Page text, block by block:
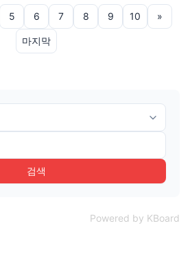
5 6 7 8 9 10 »
마지막
검색
Powered by KBoard